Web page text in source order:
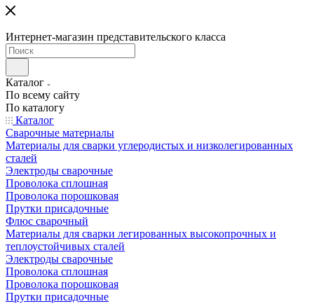
Интернет-магазин представительского класса
Каталог
По всему сайту
По каталогу
Каталог
Сварочные материалы
Материалы для сварки углеродистых и низколегированных
сталей
Электроды сварочные
Проволока сплошная
Проволока порошковая
Прутки присадочные
Флюс сварочный
Материалы для сварки легированных высокопрочных и
теплоустойчивых сталей
Электроды сварочные
Проволока сплошная
Проволока порошковая
Прутки присадочные